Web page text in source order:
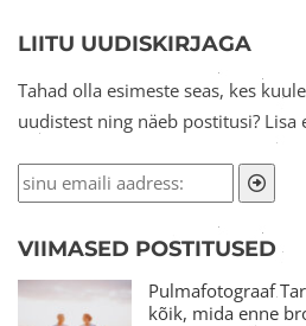
LIITU UUDISKIRJAGA
Tahad olla esimeste seas, kes
uudistest ning näeb postitusi?
VIIMASED POSTITUSED
Pulmafotograaf
kõik, mida enne